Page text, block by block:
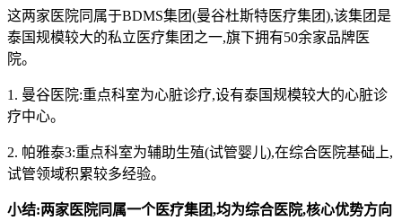
这两家医院同属于BDMS集团(曼谷杜斯特医疗集团),该集团是
泰国规模较大的私立医疗集团之一,旗下拥有50余家品牌医
院。
1. 曼谷医院:重点科室为心脏诊疗,设有泰国规模较大的心脏诊
疗中心。
2. 帕雅泰3:重点科室为辅助生殖(试管婴儿),在综合医院基础上,
试管领域积累较多经验。
小结:两家医院同属一个医疗集团,均为综合医院,核心优势方向